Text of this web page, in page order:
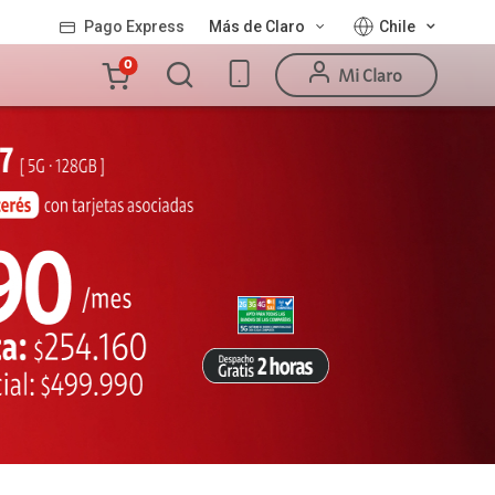
Pago Express Más de Claro Chile
Mi Claro
Carro
la
0